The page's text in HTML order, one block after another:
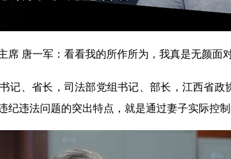
唐一军：看看我的所作所为，我真是无颜面对
、省长，司法部党组书记、部长，江西省政
纪违法问题的突出特点，就是通过妻子实际控